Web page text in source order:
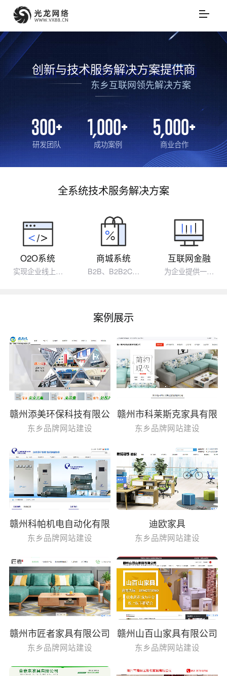
创新与技术服务解决方案提供商
东乡互联网领先解决方案
300+
研发团队
1,000+
成功案例
5,000+
商业合作
全系统技术服务解决方案
O2O系统
实现企业线上…
商城系统
B2B、B2B2C…
互联网金融
为企业提供一…
案例展示
赣州添美环保科技有限公
司
东乡品牌网站建设
赣州市科莱斯克家具有限
公司
东乡品牌网站建设
赣州科帕机电自动化有限
公司
东乡品牌网站建设
迪欧家具
东乡品牌网站建设
赣州市匠者家具有限公司
东乡品牌网站建设
赣州山百山家具有限公司
东乡品牌网站建设